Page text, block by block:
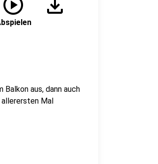
download
aus, dann auch
allerersten Mal